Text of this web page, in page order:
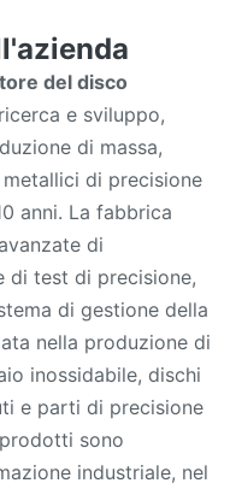
del disco
e sviluppo,
di massa,
di precisione
anni. La fabbrica
di
di test di precisione,
di gestione della
nella produzione di
inossidabile, dischi
e parti di precisione
sono
industriale, nel